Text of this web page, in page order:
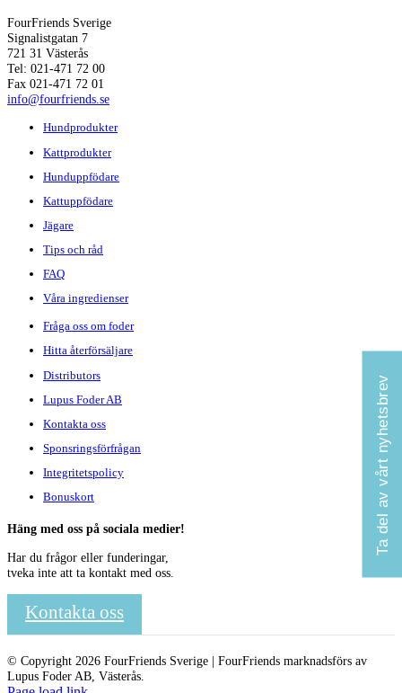
Ta del av vårt nyhetsbrev
FourFriends Sverige
Signalistgatan 7
721 31 Västerås
Tel: 021-471 72 00
Fax 021-471 72 01
info@fourfriends.se
Hundprodukter
Kattprodukter
Hunduppfödare
Kattuppfödare
Jägare
Tips och råd
FAQ
Våra ingredienser
Fråga oss om foder
Hitta återförsäljare
Distributors
Lupus Foder AB
Kontakta oss
Sponsringsförfrågan
Integritetspolicy
Bonuskort
Häng med oss på sociala medier!
Har du frågor eller funderingar,
tveka inte att ta kontakt med oss.
Kontakta oss
© Copyright 2026 FourFriends Sverige | FourFriends marknadsförs av
Lupus Foder AB, Västerås.